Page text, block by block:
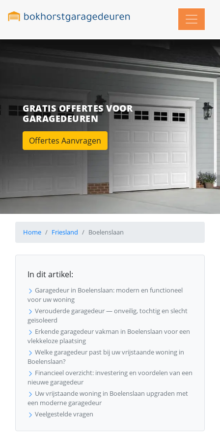
GRATIS OFFERTES VOOR
GARAGEDEUREN
Offertes Aanvragen
Home Friesland Boelenslaan
In dit artikel:
Garagedeur in Boelenslaan: modern en functioneel
voor uw woning
Verouderde garagedeur — onveilig, tochtig en slecht
geïsoleerd
Erkende garagedeur vakman in Boelenslaan voor een
vlekkeloze plaatsing
Welke garagedeur past bij uw vrijstaande woning in
Boelenslaan?
Financieel overzicht: investering en voordelen van een
nieuwe garagedeur
Uw vrijstaande woning in Boelenslaan upgraden met
een moderne garagedeur
Veelgestelde vragen